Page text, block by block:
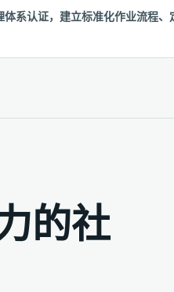
体系认证，建立标准化作业流程
的社